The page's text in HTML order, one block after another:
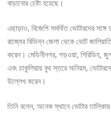
বাড়ানোর চেষ্টা হয়েছে।
এছাড়াও, বিজেপি সমর্থিত ভোটারদের
রাজ্যের বিভিন্ন জেলা থেকে ভোট
করেন। মেডিনীনগর, গড়ওয়া, গিরিডিহ,
এবং চাকুলিয়ায় বুথ স্তরে অনিয়ম,
উল্লেখ করেন।
তিনি বলেন, অনেক স্থানে ভোটার